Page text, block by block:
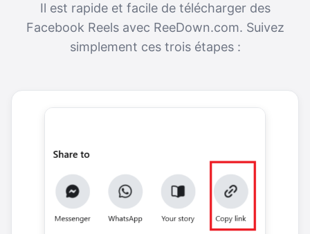
Il est rapide et facile de télécharger des
Facebook Reels avec ReeDown.com. Suivez
simplement ces trois étapes :